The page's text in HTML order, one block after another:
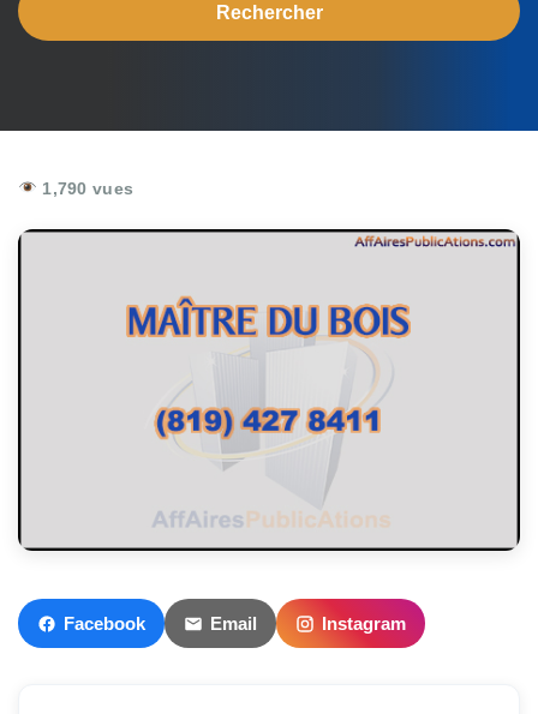
1,790 vues
Facebook Email Instagram